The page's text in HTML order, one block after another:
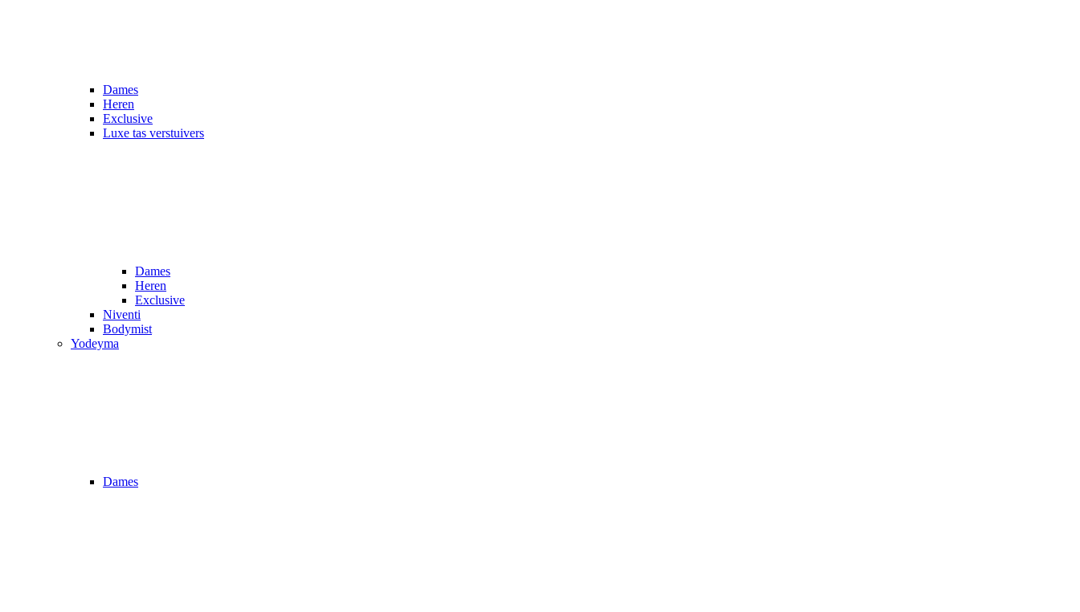
Dames
Heren
Exclusive
Luxe tas verstuivers
Dames
Heren
Exclusive
Niventi
Bodymist
Yodeyma
Dames